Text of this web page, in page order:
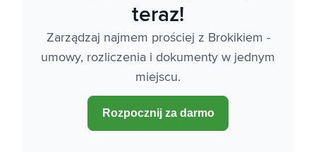
teraz!
Zarządzaj najmem prościej z Brokikiem -
umowy, rozliczenia i dokumenty w jednym
miejscu.
Rozpocznij za darmo